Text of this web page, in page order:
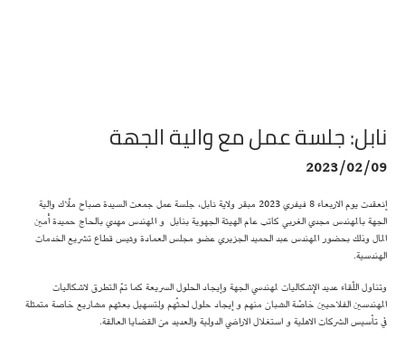
نابل: جلسة عمل مع والية الجهة
2023/02/09
إنعقدت يوم الاربعاء 8 فيفري 2023 مبقر ولاية نابل، جلسة عمل جمعت السيدة صباح ملّاك والية
الجهة بالمهندس مجدي الغربي كاتب عام الهيئة الجهوية بنابل و المهندس مهدي بالحاج حميدة أمين
المال وذلك بحضور المهندس عبد الحميد الجزيري عضو مجلس العمادة وئيس قطاع تشريع الخدمات
الهندسية.
وتناول اللّقاء عديد الإشكاليات لمهندسي الجهة وإيجاد الحلول السريعة كما تمّ التطرق لاشكاليات
المهندسين الفلاحيين خاصّة الشبان منهم و إيجاد حلول لحثّهم ولتسهيل بعثهم مشاريع خاصة متمثلة
في تأسيس الشركات الاهلية و استغلال الاراضي الدولية والعديد من القضايا العالقة.